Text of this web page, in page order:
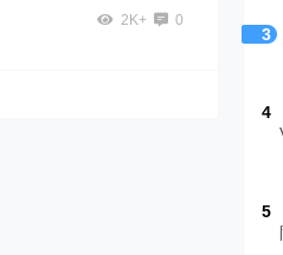
2K+ 0
3
4
5